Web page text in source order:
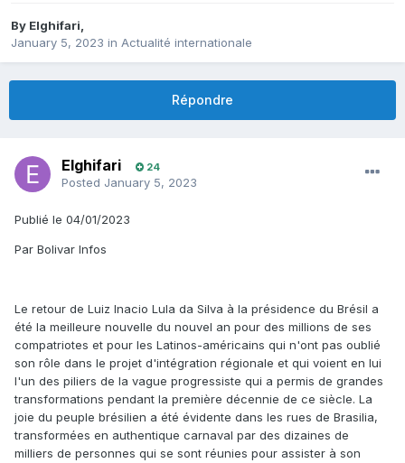
By Elghifari,
January 5, 2023 in Actualité internationale
Répondre
Elghifari 24
Posted January 5, 2023
Publié le 04/01/2023
Par Bolivar Infos
Le retour de Luiz Inacio Lula da Silva à la présidence du Brésil a
été la meilleure nouvelle du nouvel an pour des millions de ses
compatriotes et pour les Latinos-américains qui n'ont pas oublié
son rôle dans le projet d'intégration régionale et qui voient en lui
l'un des piliers de la vague progressiste qui a permis de grandes
transformations pendant la première décennie de ce siècle. La
joie du peuple brésilien a été évidente dans les rues de Brasilia,
transformées en authentique carnaval par des dizaines de
milliers de personnes qui se sont réunies pour assister à son